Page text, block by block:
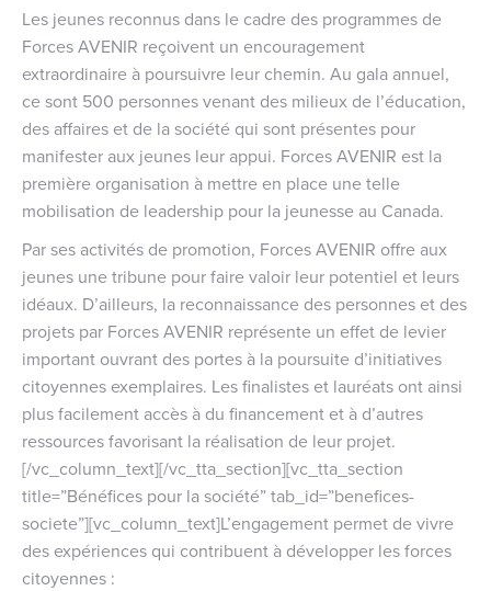
Les jeunes reconnus dans le cadre des programmes de
Forces AVENIR reçoivent un encouragement
extraordinaire à poursuivre leur chemin. Au gala annuel,
ce sont 500 personnes venant des milieux de l’éducation,
des affaires et de la société qui sont présentes pour
manifester aux jeunes leur appui. Forces AVENIR est la
première organisation à mettre en place une telle
mobilisation de leadership pour la jeunesse au Canada.
Par ses activités de promotion, Forces AVENIR offre aux
jeunes une tribune pour faire valoir leur potentiel et leurs
idéaux. D’ailleurs, la reconnaissance des personnes et des
projets par Forces AVENIR représente un effet de levier
important ouvrant des portes à la poursuite d’initiatives
citoyennes exemplaires. Les finalistes et lauréats ont ainsi
plus facilement accès à du financement et à d’autres
ressources favorisant la réalisation de leur projet.
[/vc_column_text][/vc_tta_section][vc_tta_section
title=”Bénéfices pour la société” tab_id=”benefices-
societe”][vc_column_text]L’engagement permet de vivre
des expériences qui contribuent à développer les forces
citoyennes :